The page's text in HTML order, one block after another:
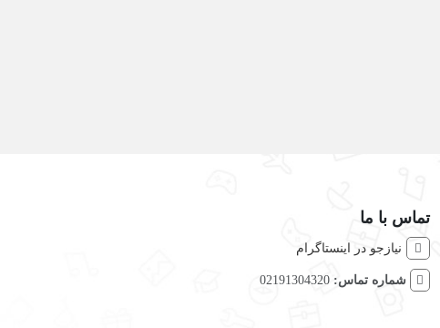
تماس با ما
نیازجو در اینستاگرام
شماره تماس: 02191304320